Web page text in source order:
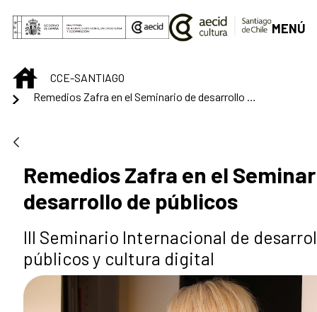
Skip to Main Content
MENÚ
INICIOCCE-SANTIAGO
Remedios Zafra en el
desarrollo de públicos
III Seminario Internacional de
públicos y cultura digital